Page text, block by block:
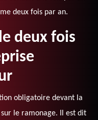
deux fois par an.
deux fois
obligatoire devant la
le ramonage. Il est dit